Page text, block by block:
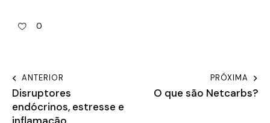
0
ANTERIOR
Disruptores
endócrinos, estresse e
PRÓXIMA
O que são Netcarbs?